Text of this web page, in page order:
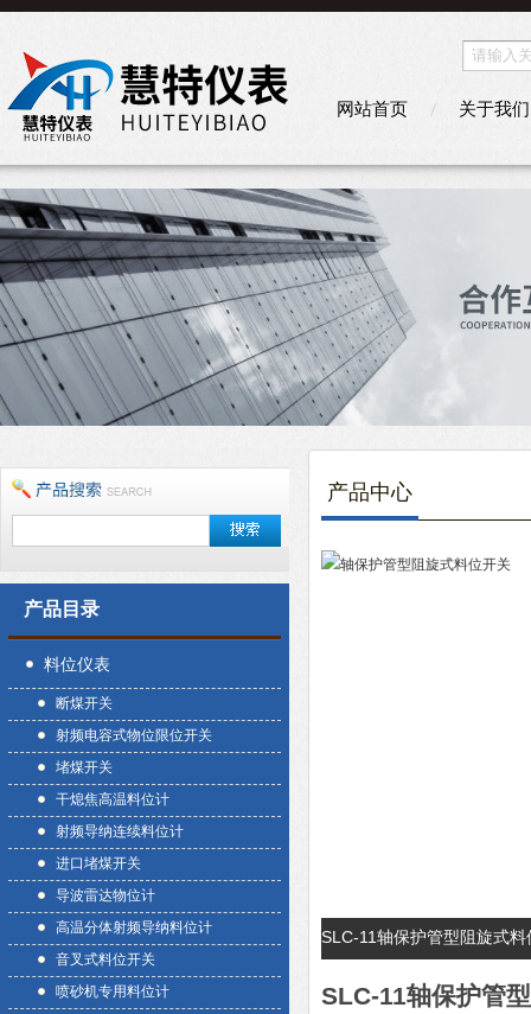
网站首页 关于我们
产品目录
料位仪表
断煤开关
射频电容式物位限位开关
堵煤开关
干熄焦高温料位计
射频导纳连续料位计
进口堵煤开关
导波雷达物位计
高温分体射频导纳料位计
音叉式料位开关
喷砂机专用料位计
产品中心
SLC-11轴保护管型阻旋式
SLC-11轴保护管